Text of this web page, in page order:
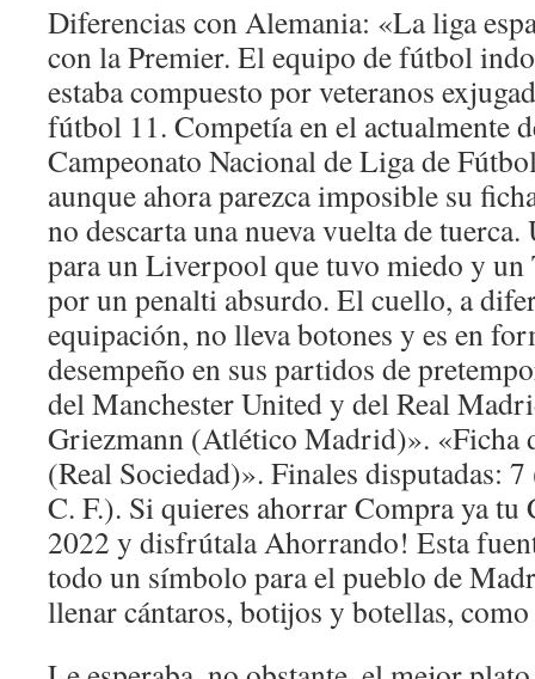
Diferencias con Alemania: «La liga
con la Premier. El equipo de fútbol
estaba compuesto por veteranos
fútbol 11. Competía en el actualmente
Campeonato Nacional de Liga de
aunque ahora parezca imposible su
no descarta una nueva vuelta de
para un Liverpool que tuvo miedo y un
por un penalti absurdo. El cuello, a
equipación, no lleva botones y es en
desempeño en sus partidos de
del Manchester United y del Real
Griezmann (Atlético Madrid)». «Ficha
(Real Sociedad)». Finales disputadas:
C. F.). Si quieres ahorrar Compra ya
2022 y disfrútala Ahorrando! Esta
todo un símbolo para el pueblo de
llenar cántaros, botijos y botellas, como